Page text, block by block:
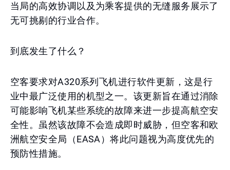
当局的高效协调以及为乘客提供的无缝服务展示了
无可挑剔的行业合作。
到底发生了什么？
空客要求对A320系列飞机进行软件更新，这是行
业中最广泛使用的机型之一。该更新旨在通过消除
可能影响飞机某些系统的故障来进一步提高航空安
全性。虽然该故障不会造成即时威胁，但空客和欧
洲航空安全局（EASA）将此问题视为高度优先的
预防性措施。